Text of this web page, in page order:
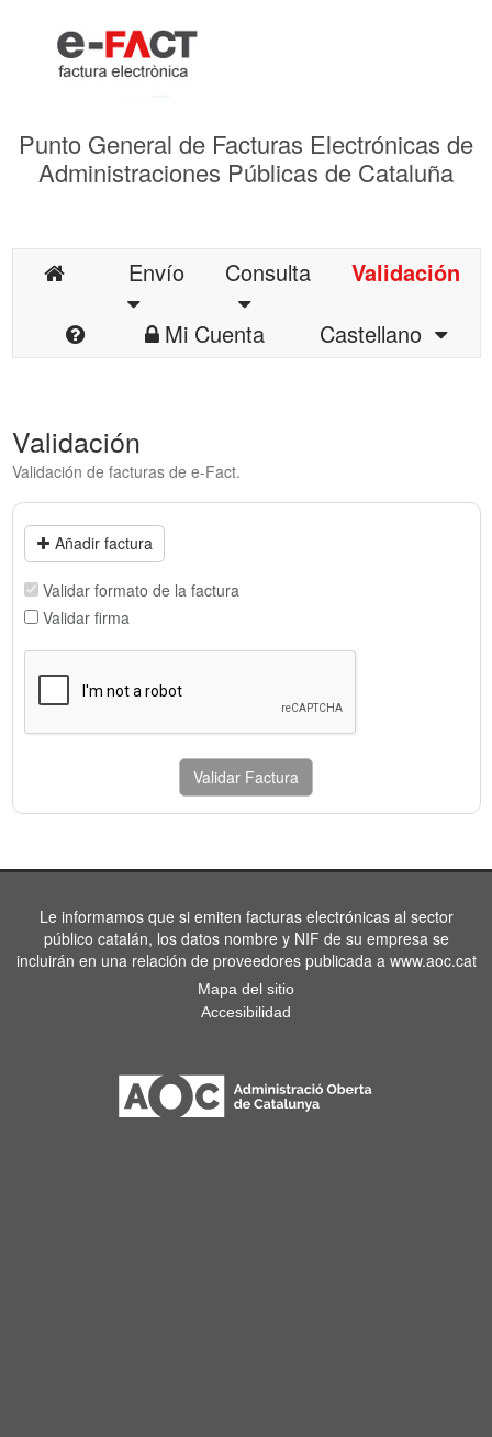
Punto General de Facturas Electrónicas de
Administraciones Públicas de Cataluña
Envío Consulta
Validación
Mi Cuenta
Castellano
Validación
Validación de facturas de e-Fact.
Añadir factura
Validar formato de la factura
Validar firma
Validar Factura
Le informamos que si emiten facturas electrónicas al sector
público catalán, los datos nombre y NIF de su empresa se
incluirán en una relación de proveedores publicada a www.aoc.cat
Mapa del sitio
Accesibilidad